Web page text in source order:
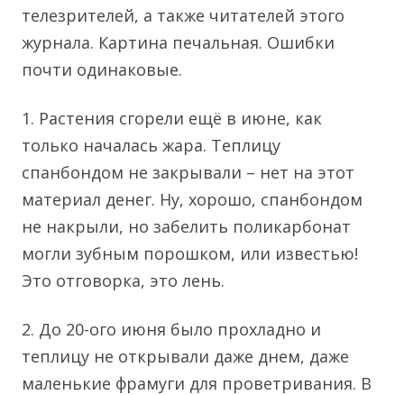
телезрителей, а также читателей этого
журнала. Картина печальная. Ошибки
почти одинаковые.
1. Растения сгорели ещё в июне, как
только началась жара. Теплицу
спанбондом не закрывали – нет на этот
материал денег. Ну, хорошо, спанбондом
не накрыли, но забелить поликарбонат
могли зубным порошком, или известью!
Это отговорка, это лень.
2. До 20-ого июня было прохладно и
теплицу не открывали даже днем, даже
маленькие фрамуги для проветривания. В